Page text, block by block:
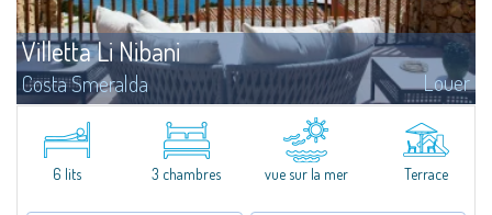
Villetta Li Nibani
Costa Smeralda Louer
​A few steps from the Bay of Piccolo Pevero, Villetta Li Nibani is located in a
quiet condo with breathtaking views of the sea of Costa Smeralda, in a
strategic position to reach the beach in a few minutes' walk.The...
6 lits 3 chambres vue sur la mer Terrace